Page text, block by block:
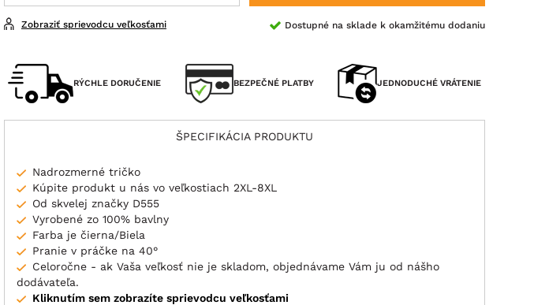
Dostupné na sklade k okamžitému dodaniu
Zobraziť sprievodcu veľkosťami
RÝCHLE DORUČENIE BEZPEČNÉ PLATBY JEDNODUCHÉ VRÁTENIE
ŠPECIFIKÁCIA PRODUKTU
Nadrozmerné tričko
Kúpite produkt u nás vo veľkostiach 2XL-8XL
Od skvelej značky D555
Vyrobené zo 100% bavlny
Farba je čierna/Biela
Pranie v práčke na 40°
Celoročne - ak Vaša veľkosť nie je skladom, objednávame Vám ju od nášho
dodávateľa.
Kliknutím sem zobrazíte sprievodcu veľkosťami